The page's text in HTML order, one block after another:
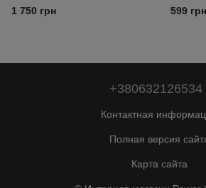
4854
1 750 грн
599 грн
+380632126534
Контактная
Полная версия
Карта сайта